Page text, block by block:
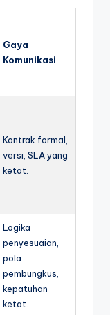
Gaya
Komunikasi
Kontrak formal,
versi, SLA yang
ketat.
Logika
penyesuaian,
pola
pembungkus,
kepatuhan
ketat.